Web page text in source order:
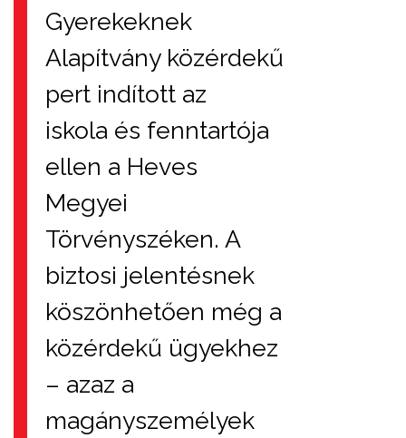
Gyerekeknek
Alapítvány közérdekű
pert indított az
iskola és fenntartója
ellen a Heves
Megyei
Törvényszéken. A
biztosi jelentésnek
köszönhetően még a
közérdekű ügyekhez
– azaz a
magányszemélyek